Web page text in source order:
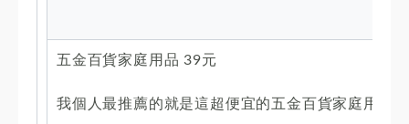
五金百貨家庭用品 39元
我個人最推薦的就是這超便宜的五金百貨家庭用品